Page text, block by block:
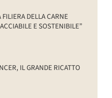
FILIERA DELLA CARNE
E SOSTENIBILE”
IL GRANDE RICATTO